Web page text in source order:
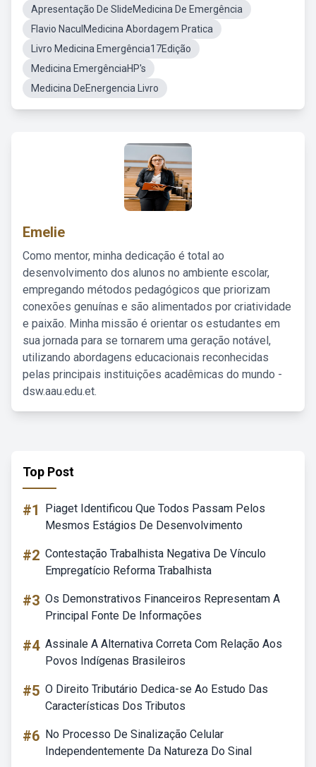
Apresentação De SlideMedicina De Emergência
Flavio NaculMedicina Abordagem Pratica
Livro Medicina Emergência17Edição
Medicina EmergênciaHP's
Medicina DeEnergencia Livro
Emelie
Como mentor, minha dedicação é total ao
desenvolvimento dos alunos no ambiente escolar,
empregando métodos pedagógicos que priorizam
conexões genuínas e são alimentados por criatividade
e paixão. Minha missão é orientar os estudantes em
sua jornada para se tornarem uma geração notável,
utilizando abordagens educacionais reconhecidas
pelas principais instituições acadêmicas do mundo -
dsw.aau.edu.et.
Top Post
#1
Piaget Identificou Que Todos Passam Pelos
Mesmos Estágios De Desenvolvimento
#2 Contestação Trabalhista Negativa De Vínculo
Empregatício Reforma Trabalhista
#3 Os Demonstrativos Financeiros Representam A
Principal Fonte De Informações
#4 Assinale A Alternativa Correta Com Relação Aos
Povos Indígenas Brasileiros
#5 O Direito Tributário Dedica-se Ao Estudo Das
Características Dos Tributos
#6 No Processo De Sinalização Celular
Independentemente Da Natureza Do Sinal